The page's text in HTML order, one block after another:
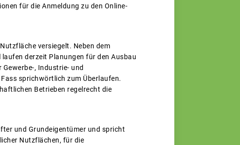
für die Anmeldung zu den Online-
versiegelt. Neben dem
derzeit Planungen für den Ausbau
, Industrie- und
sprichwörtlich zum Überlaufen.
Betrieben regelrecht die
und Grundeigentümer und spricht
Nutzflächen, für die